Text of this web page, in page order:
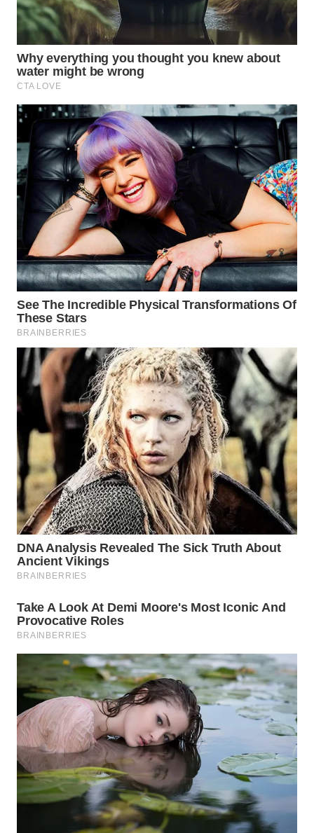
WN
SUBANG
WN
SUKABUMI
WN
PURWAKARTA
WN
PRIANGAN
TIMUR
SEMARANG
SOLO
WN
BOROBUDUR
WN
MADURA
WN
SURABAYA
WN
NATUNA
WN
BINTAN
WN
MANDALIKA
WN
LIKUPANG
WN
LABUANBAJO
WN
BORNEO